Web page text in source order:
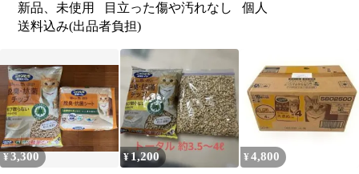
新品、未使用 目立った傷や汚れなし
個人
送料込み(出品者負担)
¥3,300 ¥1,200 ¥ 4,800